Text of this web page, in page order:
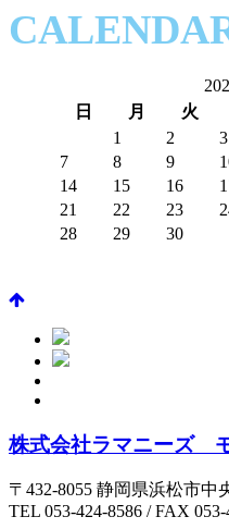
日
月 火
1
2 3
7
8 9
14
15 16
21
22 23
28
29
30
株式会社ラマニーズ
〒432-8055 静岡県浜松市中
TEL 053-424-8586 / FAX 053-